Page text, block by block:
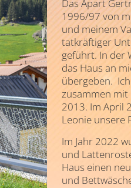
Das Apart
1996/97 von
und meinem
tatkräftiger
geführt. In der
das Haus an
übergeben.
zusammen
2013. Im April
Leonie unsere
Im Jahr 2022
und
Haus einen
und